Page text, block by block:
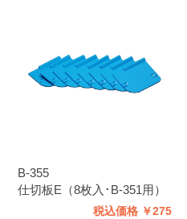
B-355
仕切板E（8枚入･B-351用）
税込価格 ￥275